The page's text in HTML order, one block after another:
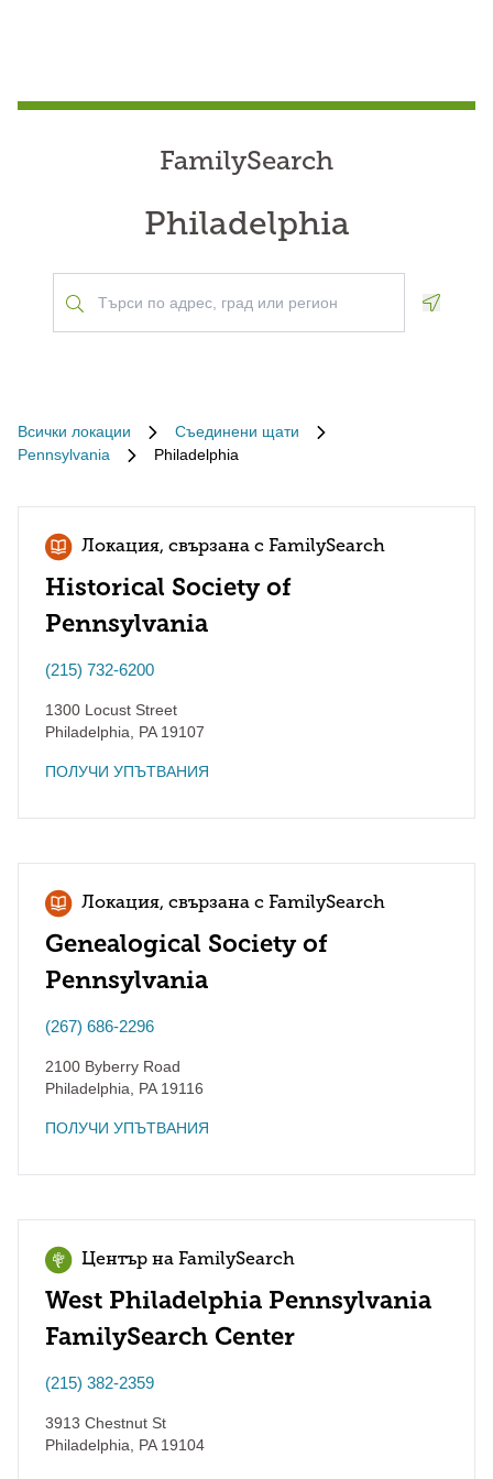
FamilySearch
Philadelphia
Всички локации
Съединени щати
Pennsylvania
Philadelphia
Локация, свързана с FamilySearch
Historical Society of
Pennsylvania
(215) 732-6200
1300 Locust Street
Philadelphia
PA19107
ПОЛУЧИ УПЪТВАНИЯ
Локация, свързана с FamilySearch
Genealogical Society of
Pennsylvania
(267) 686-2296
2100 Byberry Road
Philadelphia
PA19116
ПОЛУЧИ УПЪТВАНИЯ
Център на FamilySearch
West Philadelphia Pennsylvania
FamilySearch Center
(215) 382-2359
3913 Chestnut St
Philadelphia
PA19104